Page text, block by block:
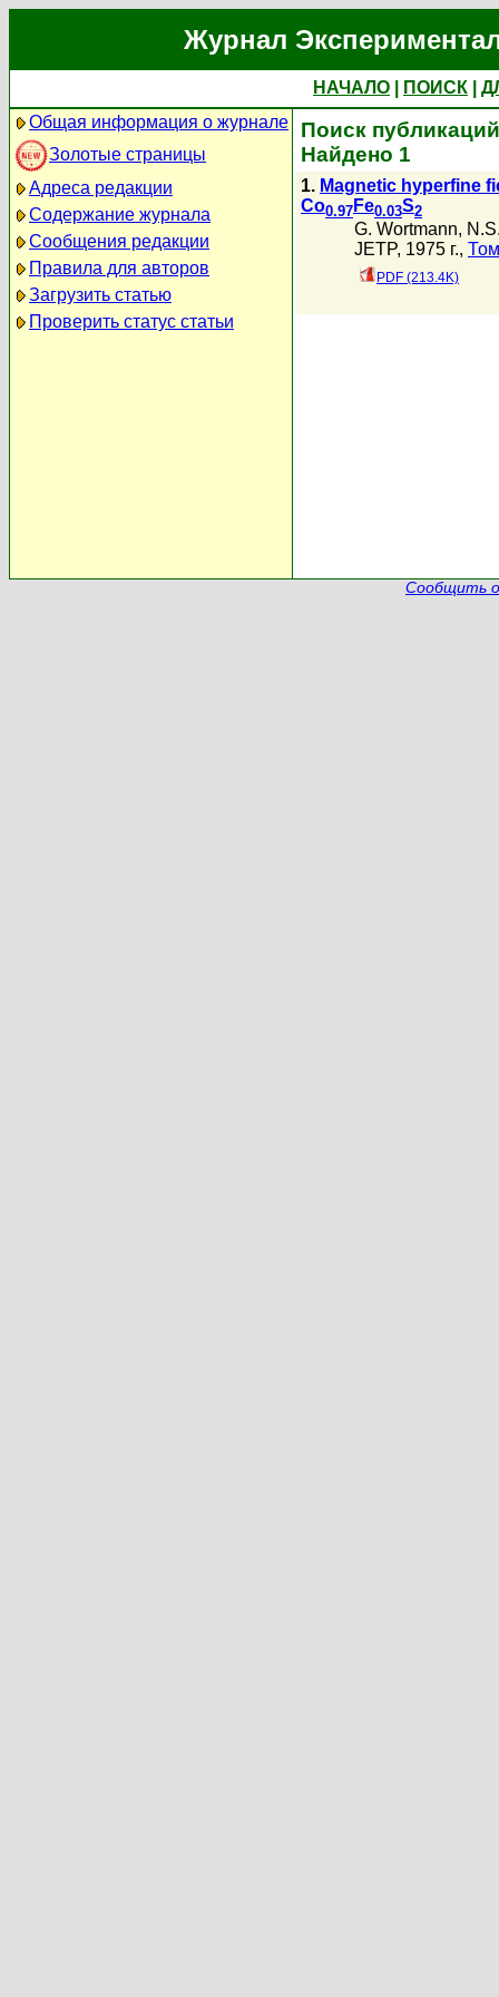
Журнал
НАЧАЛО ПОИСК
Общая информация о журнале
Золотые страницы
Адреса редакции
Содержание журнала
Сообщения редакции
Правила для авторов
Загрузить статью
Проверить статус статьи
Поиск
Найдено 1
1. Magnetic hyperfine
Co0.97 Fe0.03S2
G. Wortmann,
JETP, 1975 г.,
PDF (213.4K)
Сообщить о